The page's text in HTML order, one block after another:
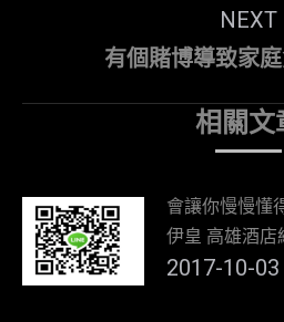
NEXT
Next
有個賭博導致家
相關文
會讓你慢慢懂
伊皇 高雄酒店
2017-10-03